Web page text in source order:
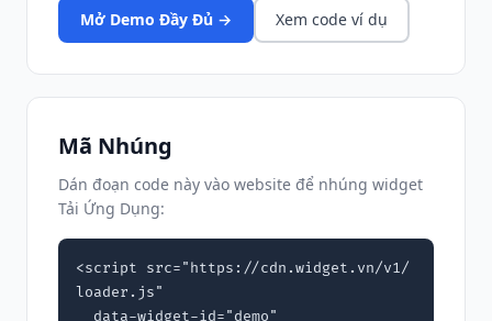
Mở Demo Đầy Đủ → Xem code ví dụ
Mã Nhúng
Dán đoạn code này vào website để nhúng widget
Tải Ứng Dụng:
<script src="https://cdn.widget.vn/v1/
loader.js"